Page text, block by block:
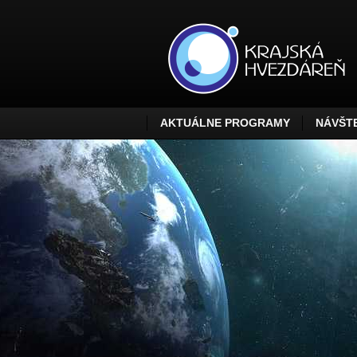
AKTUÁLNE PROGRAMY